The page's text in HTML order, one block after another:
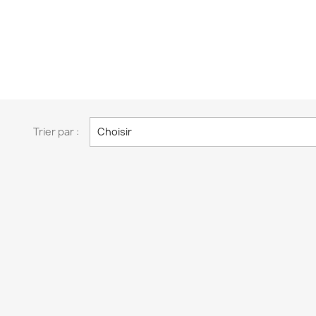
Trier par : Choisir